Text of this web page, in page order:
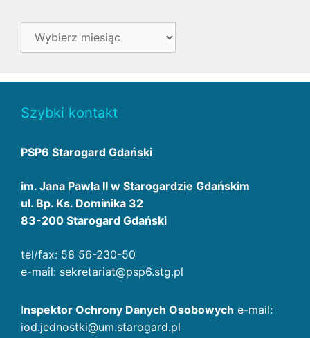
Archiwa
Szybki kontakt
PSP6 Starogard Gdański
im. Jana Pawła II w Starogardzie Gdańskim
ul. Bp. Ks. Dominika 32
83-200 Starogard Gdański
tel/fax: 58 56-230-50
e-mail: sekretariat@psp6.stg.pl
Inspektor Ochrony Danych Osobowych e-mail:
iod.jednostki@um.starogard.pl